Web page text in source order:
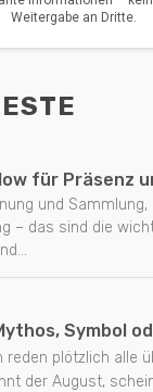
für Präsenz
und Sammlung,
– das sind die
Symbol
reden plötzlich alle
der August,